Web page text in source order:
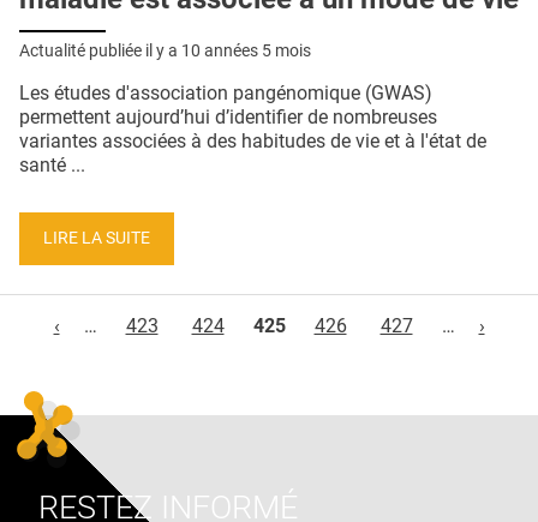
Actualité publiée il y a 10 années 5 mois
Les études d'association pangénomique (GWAS)
permettent aujourd’hui d’identifier de nombreuses
variantes associées à des habitudes de vie et à l'état de
santé ...
LIRE LA SUITE
‹
… 423 424 425 426 427 … ›
RESTEZ INFORMÉ